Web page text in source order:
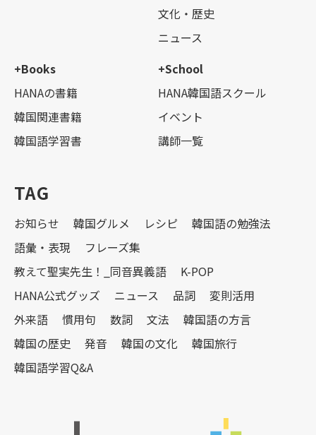
文化・歴史
ニュース
+Books
HANAの書籍
韓国関連書籍
韓国語学習書
+School
HANA韓国語スクール
イベント
講師一覧
TAG
お知らせ 韓国グルメ レシピ
韓国語の勉強法
語彙・表現
フレーズ集
教えて聖実先生！_同音異義語
K-POP
HANA公式グッズ
ニュース 品詞
変則活用
外来語
慣用句 数詞 文法
韓国語の方言
韓国の歴史
発音 韓国の文化
韓国旅行
韓国語学習Q&A